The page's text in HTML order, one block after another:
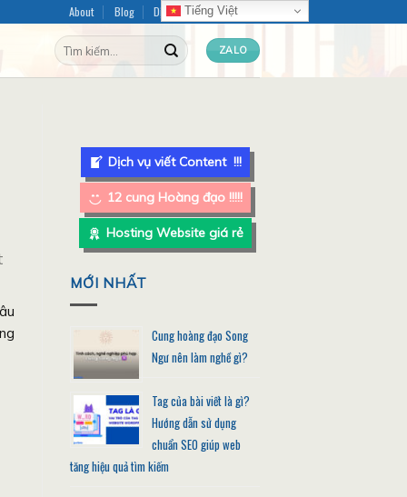
About Blog Dịch vụ Content
Tìm
kiếm:
ZALO
Dịch vụ viết Content !!!
12 cung Hoàng đạo !!!!!
Hosting Website giá rẻ
MỚI NHẤT
Cung hoàng đạo Song
Ngư nên làm nghề gì?
Tag của bài viết là gì?
Hướng dẫn sử dụng
chuẩn SEO giúp web
tăng hiệu quả tìm kiếm
Tiếng Việt